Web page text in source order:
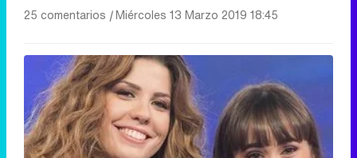
25 comentarios |Miércoles 13 Marzo 2019 18:45